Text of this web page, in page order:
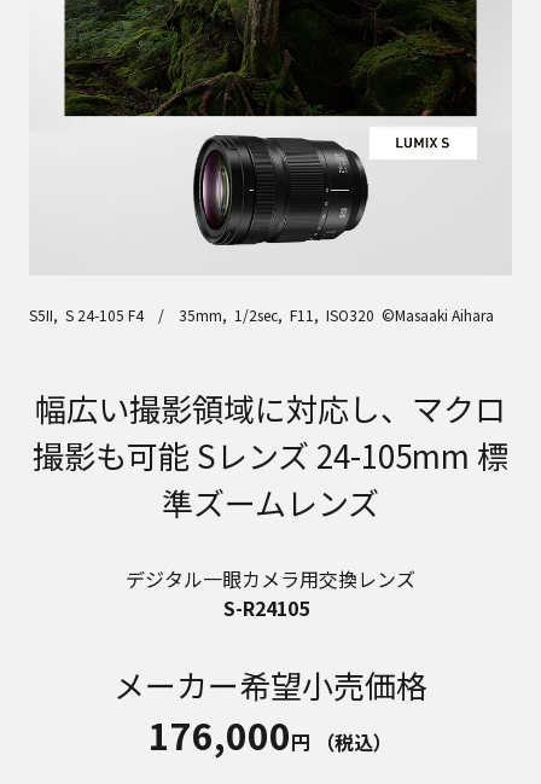
S5II, S 24-105 F4 / 35mm, 1/2sec, F11, ISO320 ©Masaaki Aihara
幅広い撮影領域に対応し、マクロ
撮影も可能 Sレンズ 24-105mm 標
準ズームレンズ
デジタル一眼カメラ用交換レンズ
S-R24105
メーカー希望小売価格
176,000円 （税込）